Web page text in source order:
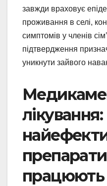
завжди враховує
проживання в селі,
симптомів у членів
підтвердження
уникнути зайвого
лікування:
працюють